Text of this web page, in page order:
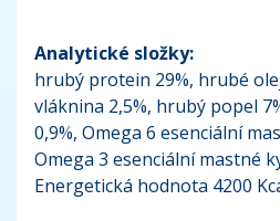
Analytické složky:
hrubý protein 29%, hrubé
vláknina 2,5%, hrubý popel
0,9%, Omega 6 esenciální
Omega 3 esenciální mastné
Energetická hodnota 4200